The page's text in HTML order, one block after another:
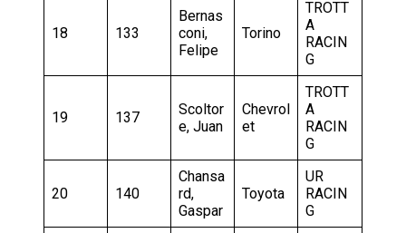
18 133
Bernas
coni,
Felipe
Torino
TROTT
A
RACIN
G
19 137
Scoltor
e, Juan
Chevrol
et
TROTT
A
RACIN
G
20 140
Chansa
rd,
Gaspar
Toyota
UR
RACIN
G